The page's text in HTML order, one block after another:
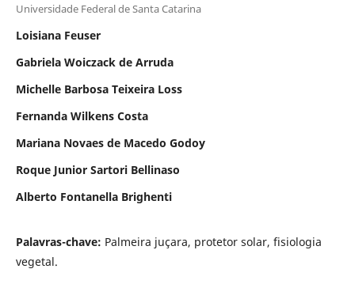
Universidade Federal de Santa Catarina
Loisiana Feuser
Gabriela Woiczack de Arruda
Michelle Barbosa Teixeira Loss
Fernanda Wilkens Costa
Mariana Novaes de Macedo Godoy
Roque Junior Sartori Bellinaso
Alberto Fontanella Brighenti
Palavras-chave: Palmeira juçara, protetor solar, fisiologia
vegetal.